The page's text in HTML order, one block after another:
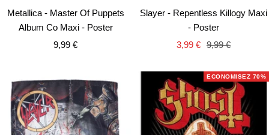
Metallica - Master Of Puppets
Album Co Maxi - Poster
Prix
9,99 €
au
Slayer - Repentless Killogy Maxi
- Poster
Prix
vente
3,99 € Prix
9,99 €
ECONOMISEZ 70%